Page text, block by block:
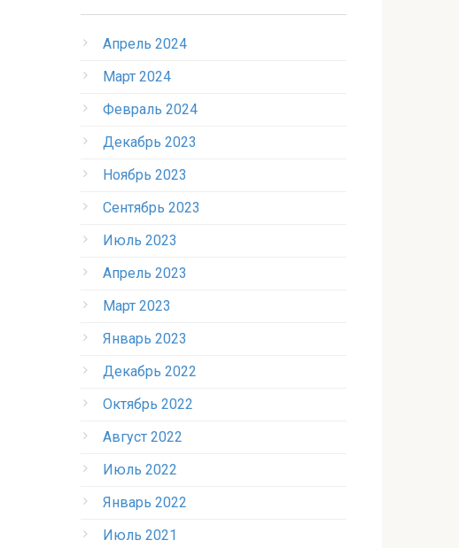
Апрель 2024
Март 2024
Февраль 2024
Декабрь 2023
Ноябрь 2023
Сентябрь 2023
Июль 2023
Апрель 2023
Март 2023
Январь 2023
Декабрь 2022
Октябрь 2022
Август 2022
Июль 2022
Январь 2022
Июль 2021